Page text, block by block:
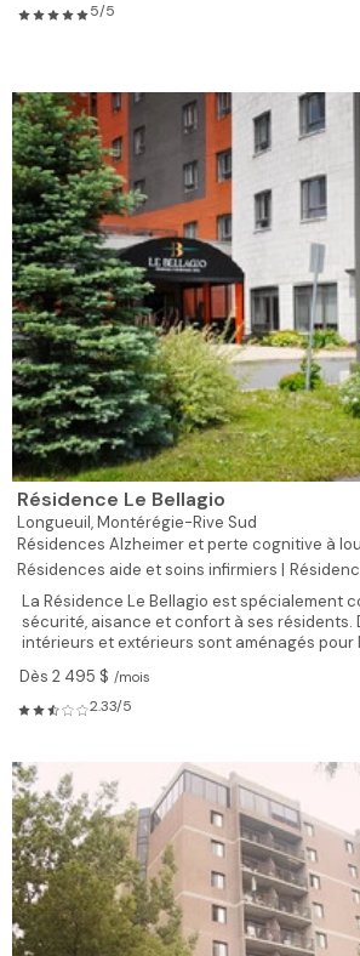
5/5
Résidence Le Bellagio
Longueuil,Montérégie-Rive Sud
Résidences Alzheimer et perte cognitive à
Résidences aide et soins infirmiers |
La Résidence Le Bellagio est spécialement
sécurité, aisance et confort à ses résidents.
intérieurs et extérieurs sont aménagés pour
Dès 2 495 $ /mois
2.33/5